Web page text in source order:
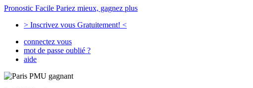
Pronostic Facile Pariez mieux, gagnez plus
> Inscrivez vous Gratuitement! <
connectez vous
mot de passe oublié ?
aide